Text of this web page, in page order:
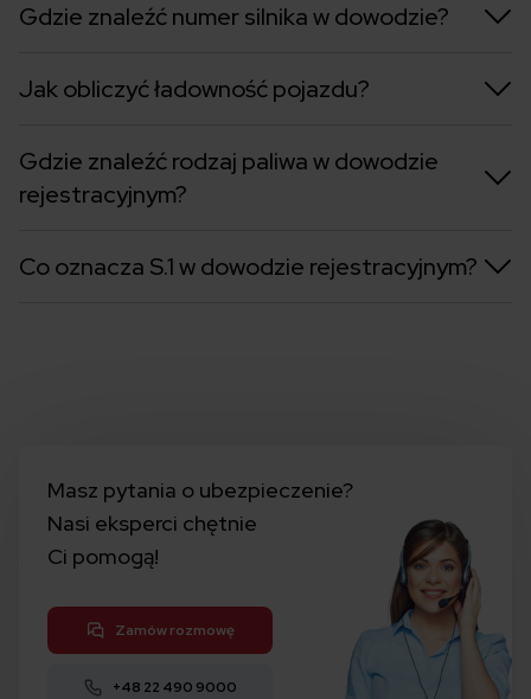
Gdzie znaleźć numer silnika w dowodzie?
Jak obliczyć ładowność pojazdu?
Gdzie znaleźć rodzaj paliwa w dowodzie
rejestracyjnym?
Co oznacza S.1 w dowodzie rejestracyjnym?
Masz pytania o ubezpieczenie?
Nasi eksperci chętnie
Ci pomogą!
Zamów rozmowę
+48 22 490 9000